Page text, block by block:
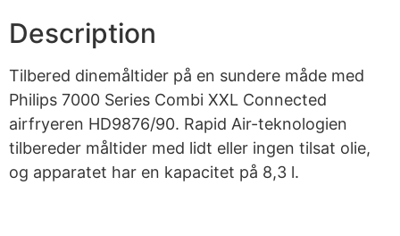
Description
Tilbered dinemåltider på en sundere måde med
Philips 7000 Series Combi XXL Connected
airfryeren HD9876/90. Rapid Air-teknologien
tilbereder måltider med lidt eller ingen tilsat olie,
og apparatet har en kapacitet på 8,3 l.